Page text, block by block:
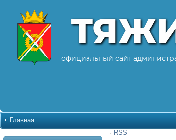
официальный сайт
Главная
· RSS